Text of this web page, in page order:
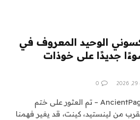
الوحيد المعروف في
جديدًا على خوذات
0
كوني ووترز – AncientPages.com – تم العثور على ختم
من لينستيد، كينت، قد يغير فهمنا